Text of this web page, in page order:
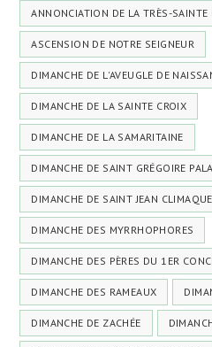
ANNONCIATION DE LA TRÈS-SAINTE
ASCENSION DE NOTRE SEIGNEUR
DIMANCHE DE L'AVEUGLE DE
DIMANCHE DE LA SAINTE CROIX
DIMANCHE DE LA SAMARITAINE
DIMANCHE DE SAINT GRÉGOIRE
DIMANCHE DE SAINT JEAN CLIMAQUE
DIMANCHE DES MYRRHOPHORES
DIMANCHE DES PÈRES DU 1ER
DIMANCHE DES RAMEAUX
DIMANCHE DE ZACHÉE